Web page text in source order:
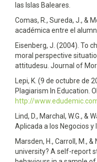
las Islas Baleares.
Comas, R., Sureda, J., &
académica entre el
Eisenberg, J. (2004). To
moral perspective
attitudesu. Journal of
Lepi, K. (9 de octubre de
Plagiarism In Education.
http://
Lind, D., Marchal, W.G., &
Aplicada a los Negocios y
Marsden, H., Carroll, M.,
university? A self-report